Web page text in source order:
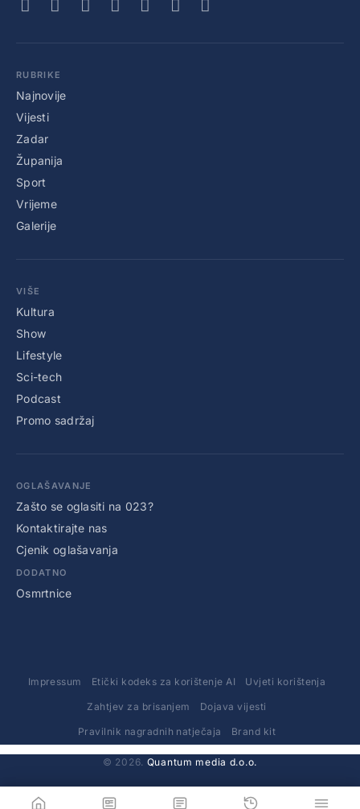
RUBRIKE
Najnovije
Vijesti
Zadar
Županija
Sport
Vrijeme
Galerije
VIŠE
Kultura
Show
Lifestyle
Sci-tech
Podcast
Promo sadržaj
OGLAŠAVANJE
Zašto se oglasiti na 023?
Kontaktirajte nas
Cjenik oglašavanja
DODATNO
Osmrtnice
Impressum Etički kodeks za korištenje AI Uvjeti korištenja
Zahtjev za brisanjem Dojava vijesti
Pravilnik nagradnih natječaja Brand kit
© 2026. Quantum media d.o.o.